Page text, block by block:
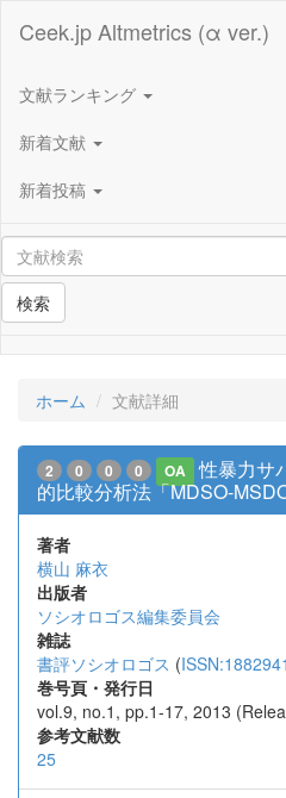
Ceek.jp Altmetrics (α ver.)
文献ランキング
新着文献
新着投稿
検索
ホーム 文献詳細
2 0 0 0 OA
性暴力サ
的比較分析法「MDSO-
著者
横山 麻衣
出版者
ソシオロゴス編集委員会
雑誌
書評ソシオロゴス (
巻号頁・発行日
vol.9, no.1, pp.1-17, 2013
参考文献数
25